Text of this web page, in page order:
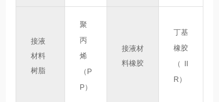
接液
材料
树脂
聚
丙
烯
（P
P）
接液材
料橡胶
丁基
橡胶
（II
R）